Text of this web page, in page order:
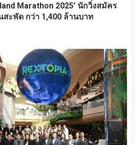
Marathon 2025’ นักวิ่งสมัคร
สะพัด กว่า 1,400 ล้านบาท